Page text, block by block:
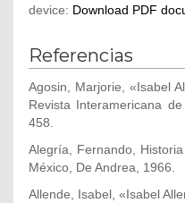
device: Download PDF
Referencias
Agosin, Marjorie, «Isabel
Revista Interamericana
458.
Alegría, Fernando,
México, De Andrea, 1966.
Allende, Isabel, «Isabel